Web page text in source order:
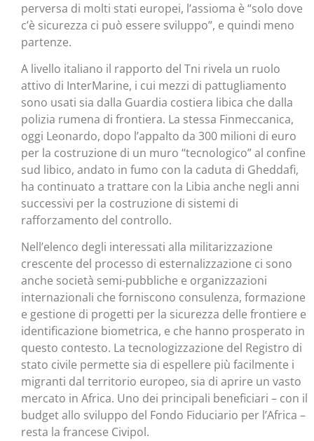
perversa di molti stati europei, l’assioma è “solo dove
c’è sicurezza ci può essere sviluppo”, e quindi meno
partenze.
A livello italiano il rapporto del Tni rivela un ruolo
attivo di InterMarine, i cui mezzi di pattugliamento
sono usati sia dalla Guardia costiera libica che dalla
polizia rumena di frontiera. La stessa Finmeccanica,
oggi Leonardo, dopo l’appalto da 300 milioni di euro
per la costruzione di un muro “tecnologico” al confine
sud libico, andato in fumo con la caduta di Gheddafi,
ha continuato a trattare con la Libia anche negli anni
successivi per la costruzione di sistemi di
rafforzamento del controllo.
Nell’elenco degli interessati alla militarizzazione
crescente del processo di esternalizzazione ci sono
anche società semi-pubbliche e organizzazioni
internazionali che forniscono consulenza, formazione
e gestione di progetti per la sicurezza delle frontiere e
identificazione biometrica, e che hanno prosperato in
questo contesto. La tecnologizzazione del Registro di
stato civile permette sia di espellere più facilmente i
migranti dal territorio europeo, sia di aprire un vasto
mercato in Africa. Uno dei principali beneficiari – con il
budget allo sviluppo del Fondo Fiduciario per l’Africa –
resta la francese Civipol.